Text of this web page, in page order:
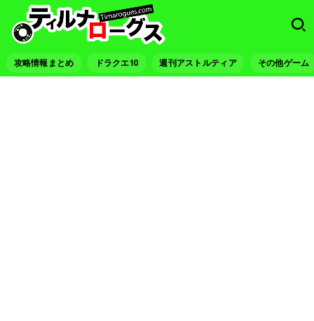
攻略情報まとめ ドラクエ10 週刊アストルティア その他ゲーム